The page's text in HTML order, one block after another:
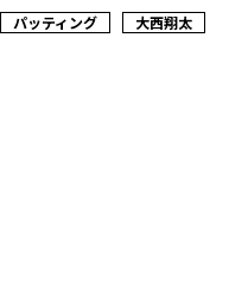
パッティング 大西翔太